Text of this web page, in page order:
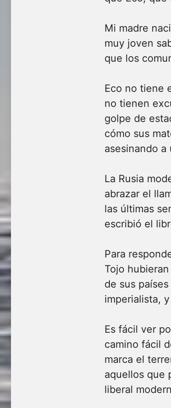
Mi madre
muy joven
que los
Eco no tiene
no tienen
golpe de
cómo sus
asesinando a
La Rusia
abrazar el
las últimas
escribió el
Para
Tojo
de sus
imperialista,
Es fácil ver
camino fácil
marca el
aquellos que
liberal